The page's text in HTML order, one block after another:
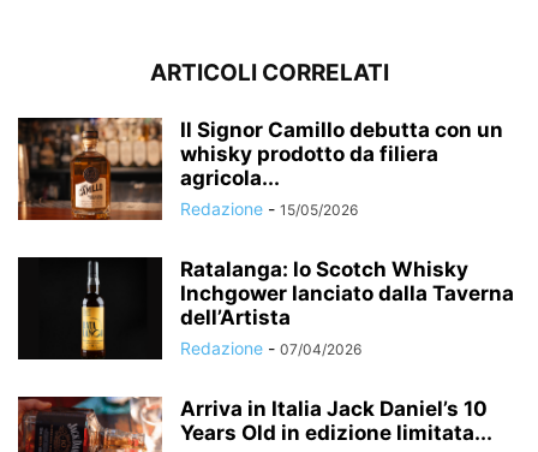
ARTICOLI CORRELATI
Il Signor Camillo debutta con un
whisky prodotto da filiera
agricola...
Redazione - 15/05/2026
Ratalanga: lo Scotch Whisky
Inchgower lanciato dalla Taverna
dell’Artista
Redazione - 07/04/2026
Arriva in Italia Jack Daniel’s 10
Years Old in edizione limitata...